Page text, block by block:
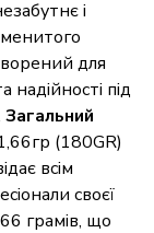
і
для
надійності під
Загальний
(180GR)
всім
своєї
грамів, що